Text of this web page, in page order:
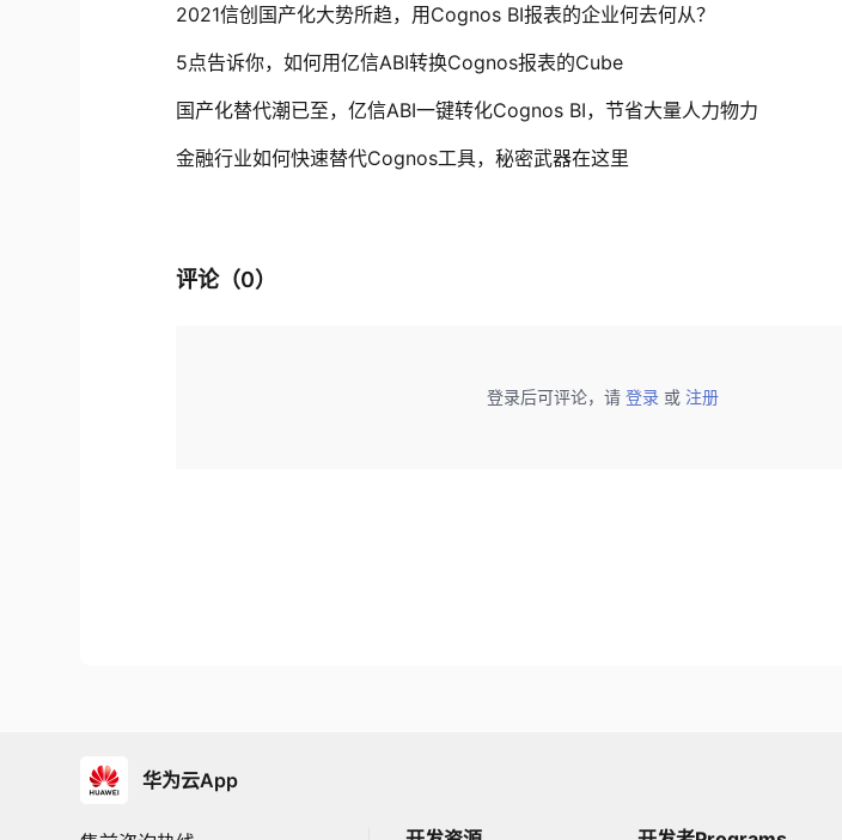
2021信创国产化大势所趋，用Cognos BI报表的企业何去何从？
5点告诉你，如何用亿信ABI转换Cognos报表的Cube
国产化替代潮已至，亿信ABI一键转化Cognos BI，节省大量人力物力
金融行业如何快速替代Cognos工具，秘密武器在这里
评论（0）
登录后可评论，请 登录 或 注册
华为云App